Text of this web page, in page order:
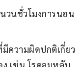
วนชั่วโมงการนอน
ความผิดปกติเกี่ยว